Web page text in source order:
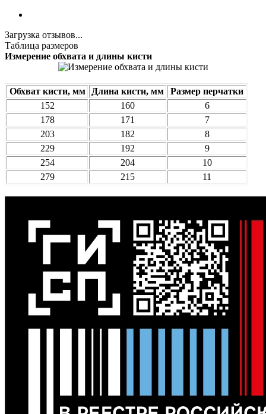
Загрузка отзывов...
Таблица размеров
Измерение обхвата и длины кисти
Обхват кисти, мм Длина кисти, мм
Размер перчатки
152
160
6
178
171
7
203
182
8
229
192
9
254
204
10
279
215 11